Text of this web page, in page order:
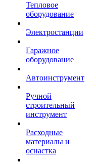
Тепловое
оборудование
Электростанции
Гаражное
оборудование
Автоинструмент
Ручной
строительный
инструмент
Расходные
материалы и
оснастка